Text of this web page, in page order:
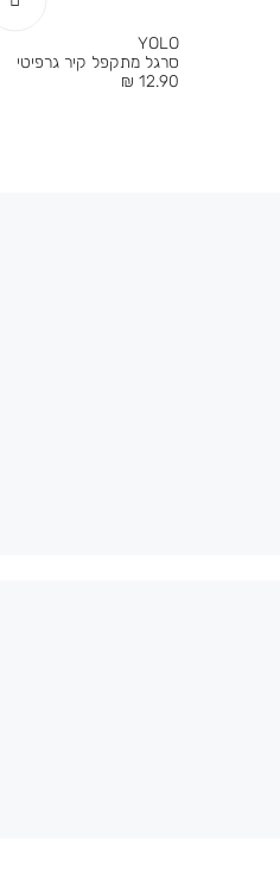
YOLO
סרגל מתקפל קיר גרפיטי
מחיר
12.90 ₪